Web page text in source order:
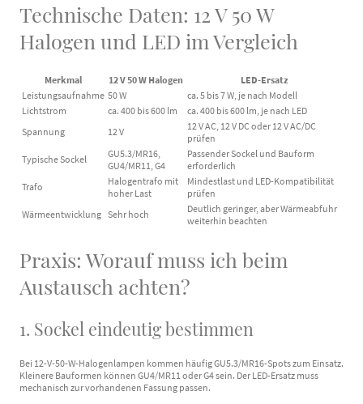
Technische Daten: 12 V 50 W
Halogen und LED im Vergleich
Merkmal 12 V 50 W Halogen
LED-Ersatz
Leistungsaufnahme 50 W
ca. 5 bis 7 W, je nach Modell
Lichtstrom
ca. 400 bis 600 lm
ca. 400 bis 600 lm, je nach LED
Spannung
12 V
12 V AC, 12 V DC oder 12 V AC/DC
prüfen
Typische Sockel
GU5.3/MR16,
GU4/MR11, G4
Passender Sockel und Bauform
erforderlich
Trafo
Halogentrafo mit
hoher Last
Mindestlast und LED-Kompatibilität
prüfen
Wärmeentwicklung Sehr hoch
Deutlich geringer, aber Wärmeabfuhr
weiterhin beachten
Praxis: Worauf muss ich beim
Austausch achten?
1. Sockel eindeutig bestimmen
Bei 12-V-50-W-Halogenlampen kommen häufig GU5.3/MR16-Spots zum Einsatz.
Kleinere Bauformen können GU4/MR11 oder G4 sein. Der LED-Ersatz muss
mechanisch zur vorhandenen Fassung passen.